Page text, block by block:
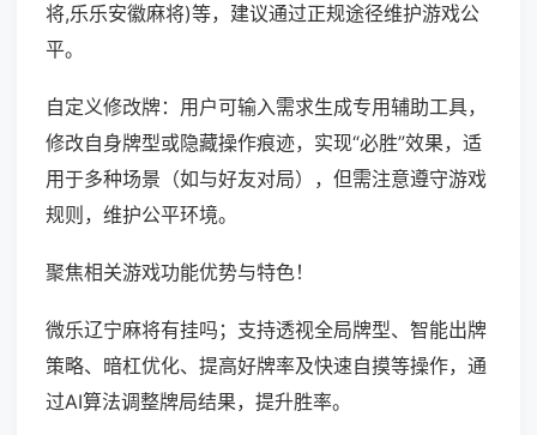
将,乐乐安徽麻将)等，建议通过正规途径维护游戏公
平。
自定义修改牌：用户可输入需求生成专用辅助工具，
修改自身牌型或隐藏操作痕迹，实现“必胜”效果，适
用于多种场景（如与好友对局），但需注意遵守游戏
规则，维护公平环境。
聚焦相关游戏功能优势与特色！
微乐辽宁麻将有挂吗；支持透视全局牌型、智能出牌
策略、暗杠优化、提高好牌率及快速自摸等操作，通
过AI算法调整牌局结果，提升胜率。